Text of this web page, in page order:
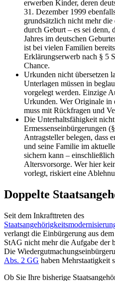
erwerben Kinder, deren
31. Dezember 1999
grundsätzlich nicht mehr die
durch Geburt – es sei denn,
Jahres im deutschen
ist bei vielen Familien
Erklärungserwerb nach § 5
Chance.
Urkunden nicht übersetzen
Unterlagen müssen in
vorgelegt werden. Einzige
Urkunden. Wer Originale in
muss mit Rückfragen und
Die Unterhaltsfähigkeit
Ermessenseinbürgerungen
Antragsteller belegen, dass
und seine Familie im
sichern kann –
Altersvorsorge. Wer hier
vorlegt, riskiert eine
Doppelte
Seit dem Inkrafttreten des
verlangt die Einbürgerung aus
StAG nicht mehr die Aufgabe der
Die
Abs. 2 GG haben Mehrstaatigkeit
Ob Sie Ihre bisherige